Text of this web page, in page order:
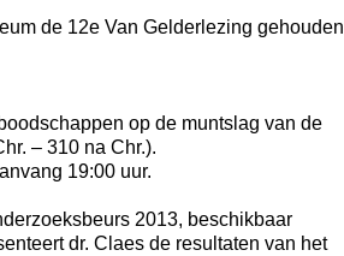
de 12e Van Gelderlezing gehouden
op de muntslag van de
– 310 na Chr.).
19:00 uur.
2013, beschikbaar
dr. Claes de resultaten van het